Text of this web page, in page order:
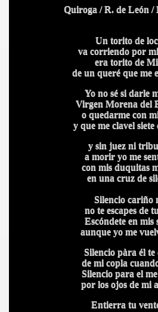
Quiroga / R. de León /
Un torito de
va corriendo por
era torito de
de un queré que me
Yo no sé si darle
Virgen Morena del
o quedarme con
y que me clavel siete
y sin juez ni
a morir yo me
con mis duquitas
en una cruz de
Silencio cariño
no te escapes de
Escóndete en mis
aunque yo me
Silencio pàra él te
de mi copla
Silencio para el
por los ojos de mi
Entierra tu